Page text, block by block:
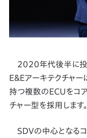
2020年代後半に投
E&Eアーキテクチャー
持つ複数のECUをコ
チャー型を採用します。
SDVの中心となる